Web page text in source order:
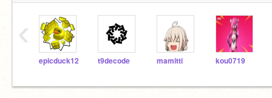
epicduck12 t9decode mamitti kou0719
‹